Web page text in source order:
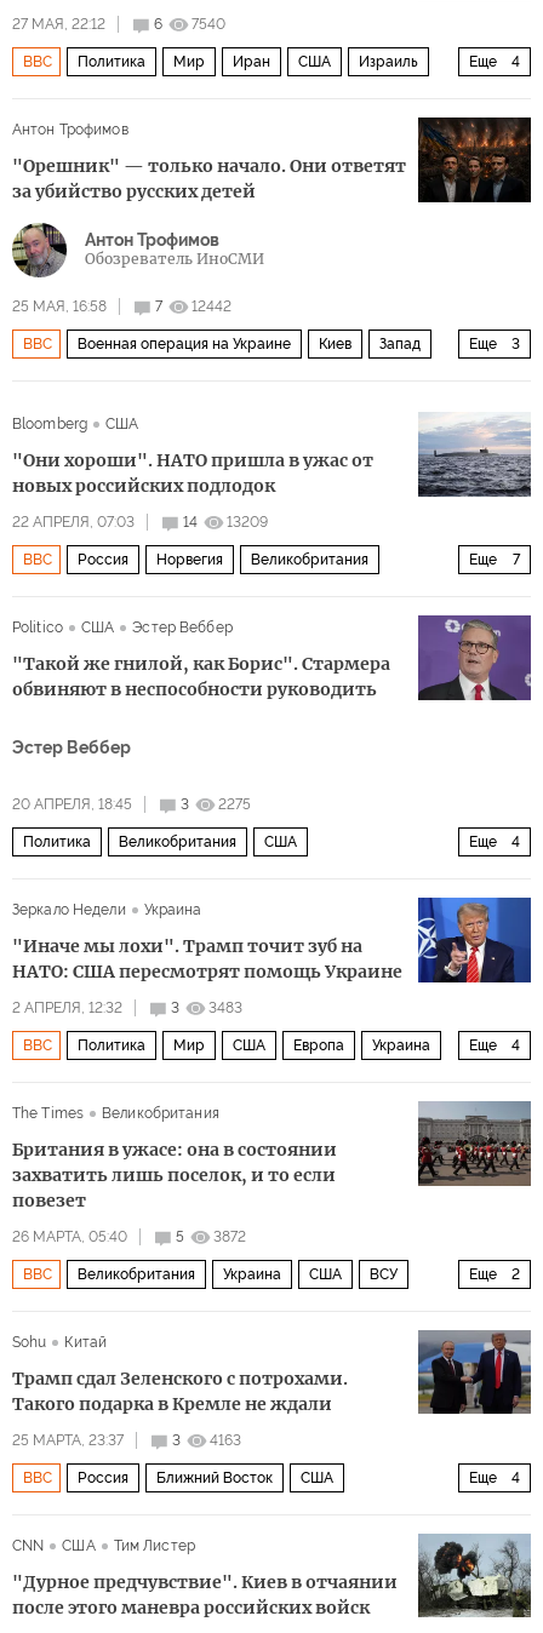
27 МАЯ, 22:12 6 7540
Еще 4
BBC Политика Мир Иран США Израиль
Антон Трофимов
"Орешник" — только начало. Они ответят
за убийство русских детей
Антон Трофимов
Обозреватель ИноСМИ
25 МАЯ, 16:58 7 12442
Еще 3
BBC Военная операция на Украине Киев Запад
Bloomberg США
"Они хороши". НАТО пришла в ужас от
новых российских подлодок
22 АПРЕЛЯ, 07:03 14 13209
Еще 7
BBC Россия Норвегия Великобритания
Политика
Politico США Эстер Веббер
"Такой же гнилой, как Борис". Стармера
обвиняют в неспособности руководить
Эстер Веббер
20 АПРЕЛЯ, 18:45 3 2275
Еще 4
Политика Великобритания США
Зеркало Недели Украина
"Иначе мы лохи". Трамп точит зуб на
НАТО: США пересмотрят помощь Украине
2 АПРЕЛЯ, 12:32 3 3483
Еще 4
BBC Политика Мир США Европа Украина
The Times Великобритания
Британия в ужасе: она в состоянии
захватить лишь поселок, и то если
повезет
26 МАРТА, 05:40 5 3872
Еще 2
BBC Великобритания Украина США ВСУ
Sohu
Китай
Трамп сдал Зеленского с потрохами.
Такого подарка в Кремле не ждали
25 МАРТА, 23:37 3 4163
Еще 4
BBC Россия Ближний Восток США
CNN
США Тим Листер
"Дурное предчувствие". Киев в отчаянии
после этого маневра российских войск